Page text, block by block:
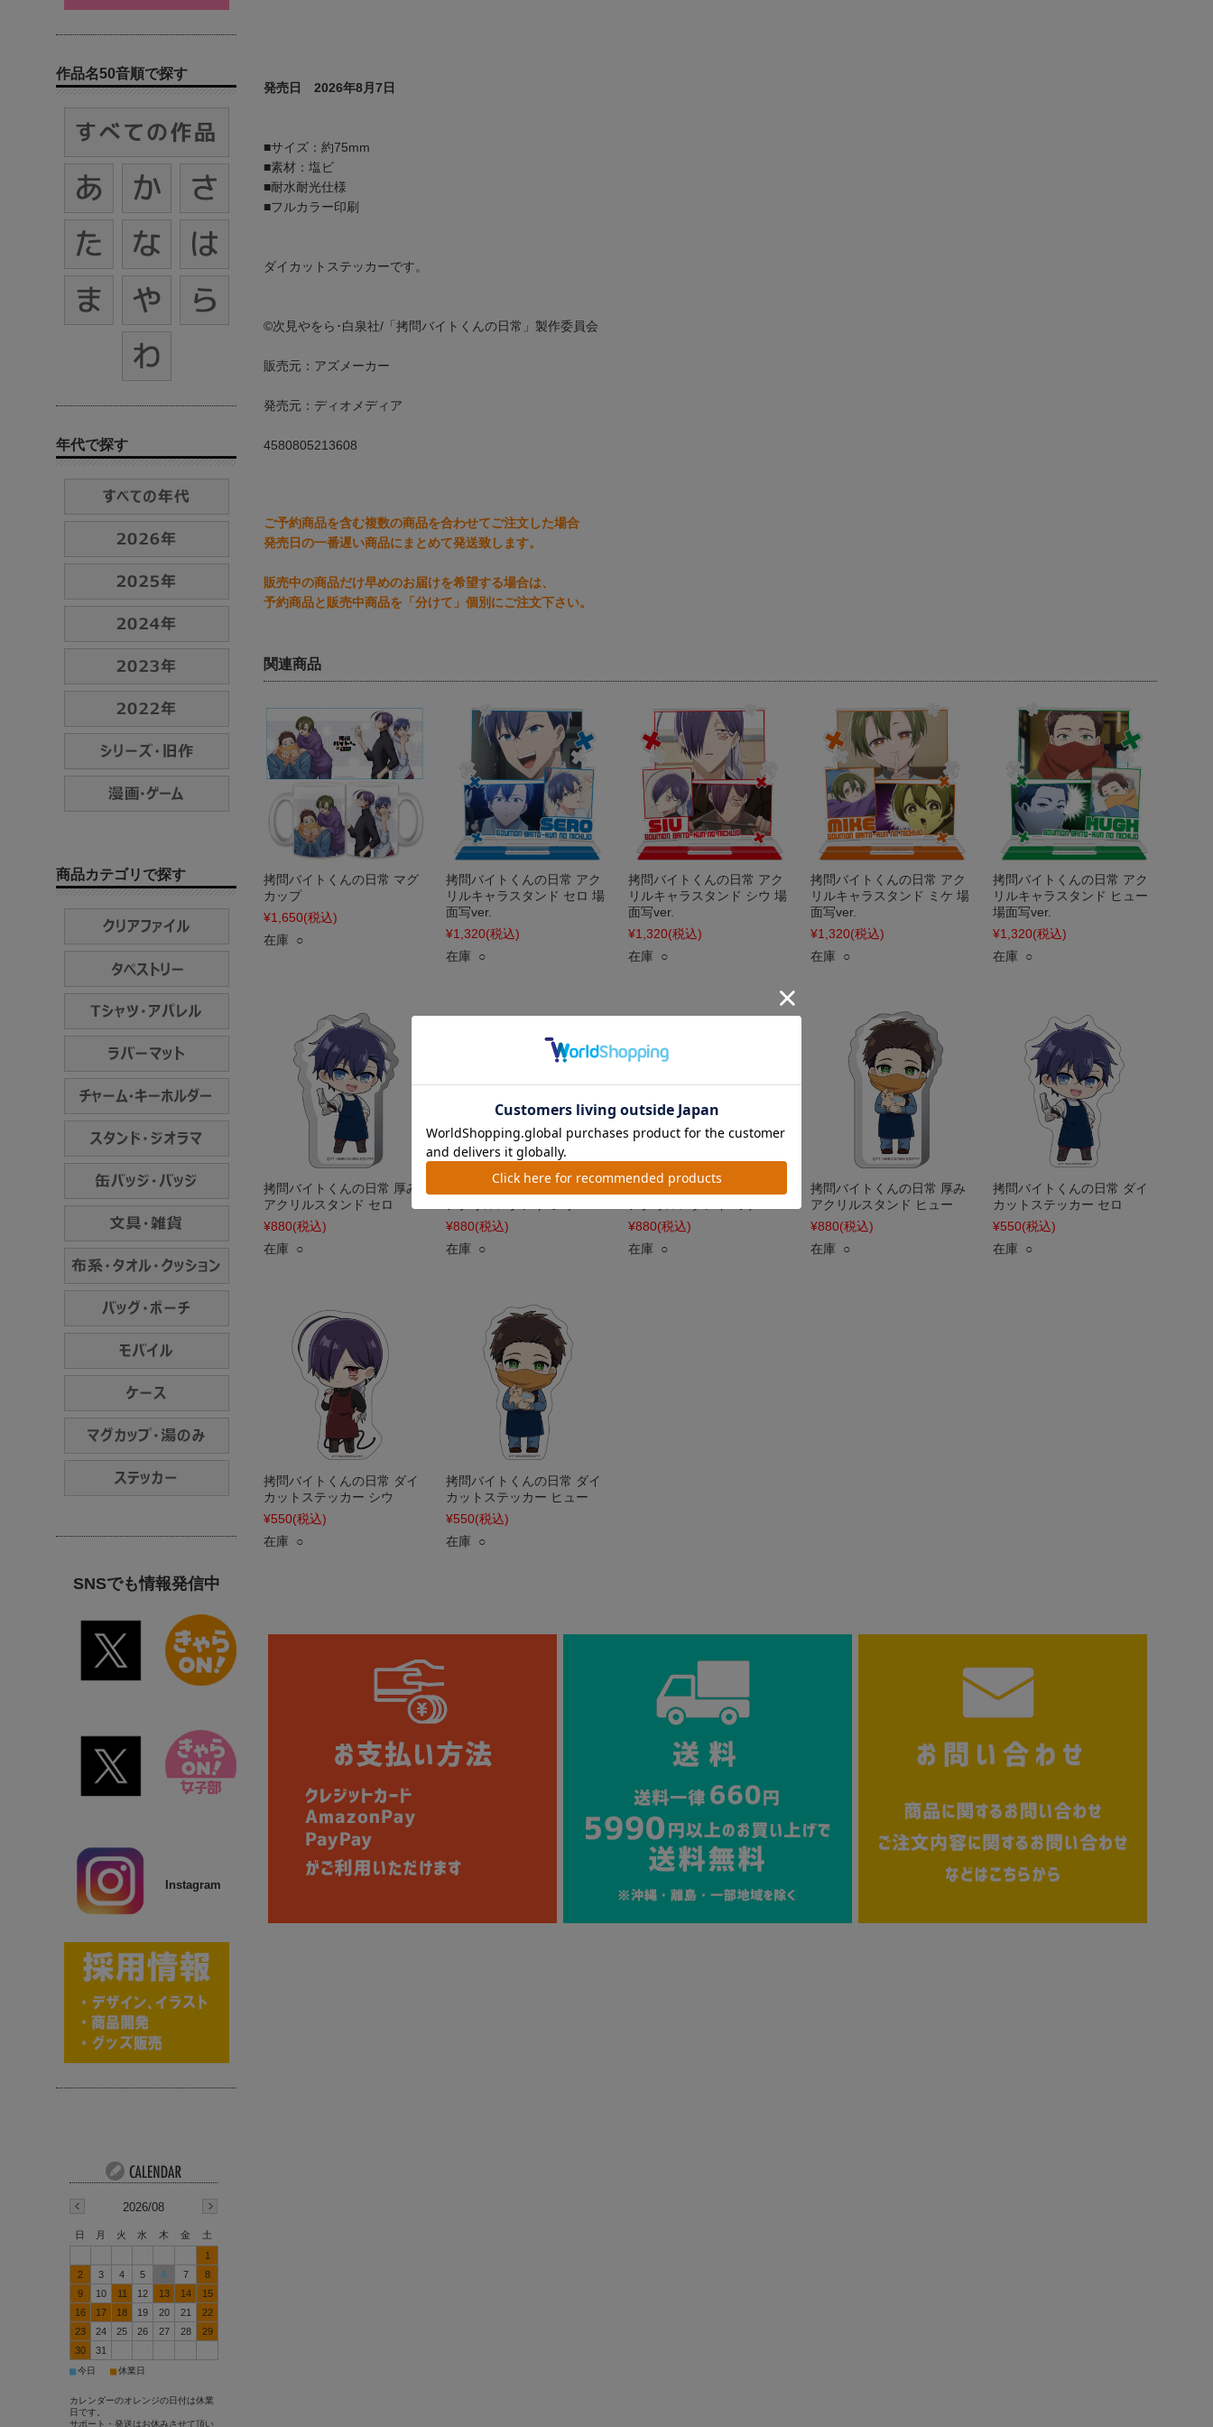
発売日 2026年8月7日
■サイズ：約75mm
■素材：塩ビ
■耐水耐光仕様
■フルカラー印刷
ダイカットステッカーです。
©次見やをら･白泉社/「拷問バイトくんの日常」製作委員会
販売元：アズメーカー
発売元：ディオメディア
4580805213608
ご予約商品を含む複数の商品を合わせてご注文した場合
発売日の一番遅い商品にまとめて発送致します。
販売中の商品だけ早めのお届けを希望する場合は、
予約商品と販売中商品を「分けて」個別にご注文下さい。
関連商品
拷問バイトくんの日常 マグ
カップ
¥1,650(税込)
在庫 ○
拷問バイトくんの日常 アク
リルキャラスタンド セロ 場
面写ver.
¥1,320(税込)
在庫 ○
拷問バイトくんの日常 アク
リルキャラスタンド シウ 場
面写ver.
¥1,320(税込)
在庫 ○
拷問バイトくんの日常 アク
リルキャラスタンド ミケ 場
面写ver.
¥1,320(税込)
在庫 ○
拷問バイトくんの日常 アク
リルキャラスタンド ヒュー
場面写ver.
¥1,320(税込)
在庫 ○
拷問バイトくんの日常 厚み
アクリルスタンド セロ
¥880(税込)
在庫 ○
¥880(税込)
在庫 ○
拷問バイトくんの日常 厚み
¥880(税込)
在庫 ○
拷問バイトくんの日常 厚み
アクリルスタンド ヒュー
¥880(税込)
在庫 ○
拷問バイトくんの日常 ダイ
カットステッカー セロ
¥550(税込)
在庫 ○
拷問バイトくんの日常 ダイ
カットステッカー シウ
¥550(税込)
在庫 ○
拷問バイトくんの日常 ダイ
カットステッカー ヒュー
¥550(税込)
在庫 ○
作品名50音順で探す
年代で探す
商品カテゴリで探す
SNSでも情報発信中
Instagram
2026/08
日 月 火 水 木 金
土
1
2
3 4 5 6 7
8
9
10 11 12 13 14
15
16
17 18 19 20 21
22
23
24 25 26 27 28
29
30
31
■今日 ■休業日
カレンダーのオレンジの日付は休業
日です。
サポート・発送はお休みさせて頂い